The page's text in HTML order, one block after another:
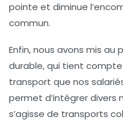
pointe et diminue
commun.
Enfin, nous avons mis au
durable, qui tient
transport que nos
permet d’intégrer divers
s’agisse de transports